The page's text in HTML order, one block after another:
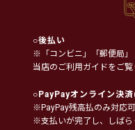
○後払い
※「コンビニ」「郵便局」
当店のご利用ガイドをご
○PayPayオンライン決済
※PayPay残高払のみ対応可
※支払いが完了し、しばら